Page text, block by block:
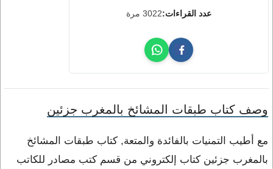
عدد القراءات:3022 مرة
وصف كتاب طبقات المشائخ بالمغرب جزئين
مع أطيب التمنيات بالفائدة والمتعة, كتاب طبقات المشائخ
بالمغرب جزئين كتاب إلكتروني من قسم كتب مصادر للكاتب